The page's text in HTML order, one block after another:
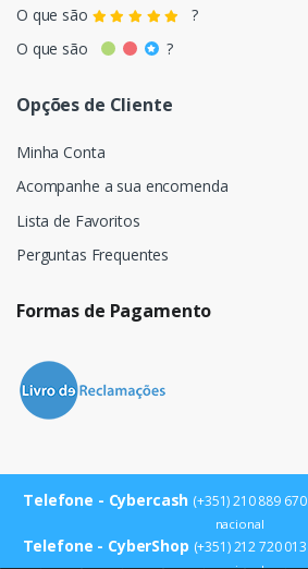
O que são
?
O que são
?
Opções de Cliente
Minha Conta
Acompanhe a sua encomenda
Lista de Favoritos
Perguntas Frequentes
Formas de Pagamento
Telefone - Cybercash (+351) 210 889 670
nacional
Telefone - CyberShop (+351) 212 720 013